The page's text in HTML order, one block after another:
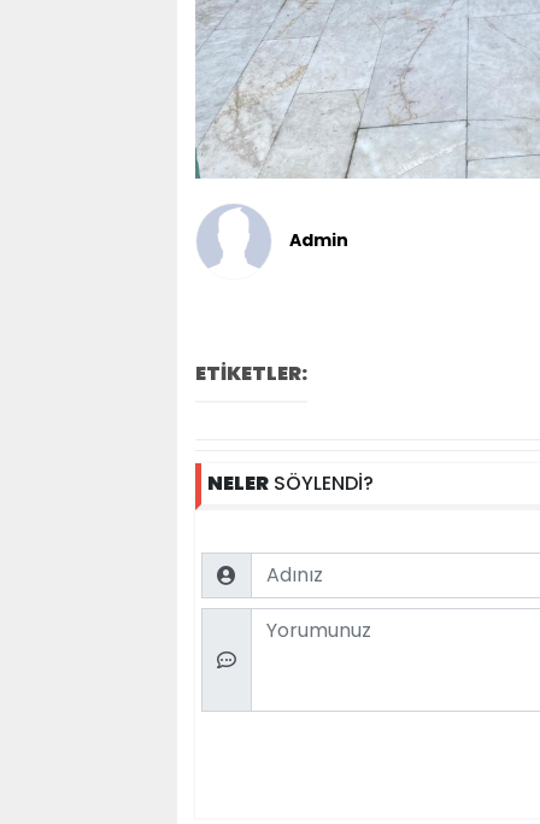
Admin
ETİKETLER:
NELER SÖYLENDİ?
Name
Comment